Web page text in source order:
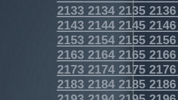
2133213421352136
2143214421452146
2153215421552156
2163216421652166
2173217421752176
2183218421852186